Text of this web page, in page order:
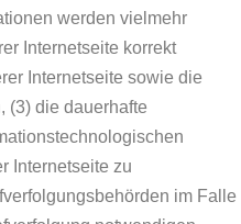
werden vielmehr
Internetseite korrekt
Internetseite sowie die
(3) die dauerhafte
Internetseite zu
im Falle